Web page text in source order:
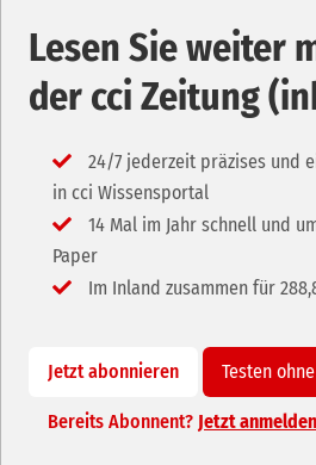
Lesen Sie weiter
der cci Zeitung
24/7 jederzeit präzises und
in cci Wissensportal
14 Mal im Jahr schnell und
Paper
Im Inland zusammen für
Jetzt abonnieren Testen
Bereits Abonnent? Jetzt anmelden